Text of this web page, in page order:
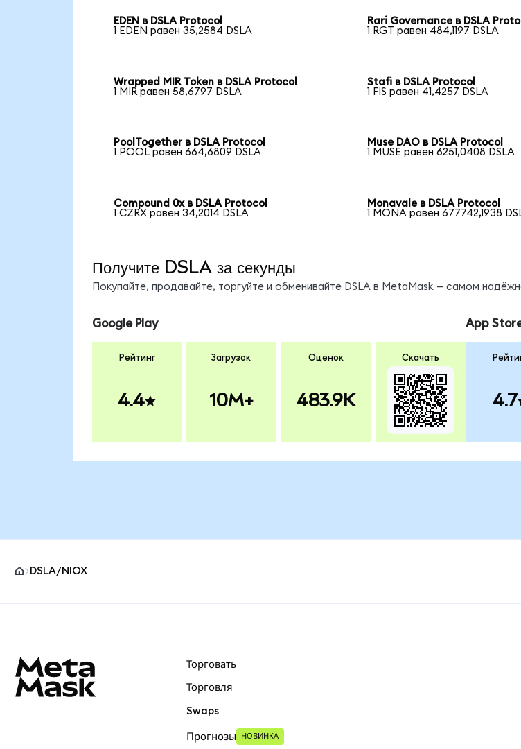
EDEN в DSLA Protocol
1 EDEN равен 35,2584 DSLA
Rari Governance в DSLA
1 RGT равен 484,1197 DSLA
Wrapped MIR Token в DSLA Protocol
1 MIR равен 58,6797 DSLA
Stafi в DSLA Protocol
1 FIS равен 41,4257 DSLA
PoolTogether в DSLA Protocol
1 POOL равен 664,6809 DSLA
Muse DAO в DSLA Protocol
1 MUSE равен 6251,0408 DSLA
Compound 0x в DSLA Protocol
1 CZRX равен 34,2014 DSLA
Monavale в DSLA Protocol
1 MONA равен 677742,1938
Получите DSLA за секунды
Покупайте, продавайте, торгуйте и обменивайте DSLA в MetaMask — самом
Google Play
Рейтинг
4.4
Загрузок
10M+
Оценок
483.9K
Скачать
App
4.7
DSLA/NIOX
Торговать
Торговля
Swaps
Прогнозы НОВИНКА